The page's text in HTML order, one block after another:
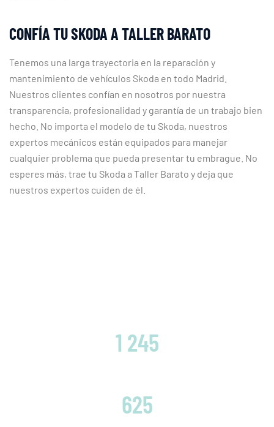
CONFÍA TU SKODA A TALLER BARATO
Tenemos una larga trayectoria en la reparación y
mantenimiento de vehículos Skoda en todo Madrid.
Nuestros clientes confían en nosotros por nuestra
transparencia, profesionalidad y garantía de un trabajo bien
hecho. No importa el modelo de tu Skoda, nuestros
expertos mecánicos están equipados para manejar
cualquier problema que pueda presentar tu embrague. No
esperes más, trae tu Skoda a Taller Barato y deja que
nuestros expertos cuiden de él.
1 245
625